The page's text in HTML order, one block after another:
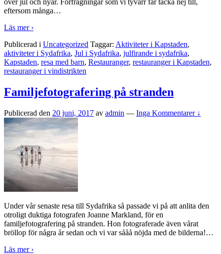
eftersom många…
Läs mer ›
Publicerad i Uncategorized Taggar: Aktiviteter i Kapstaden,
aktiviteter i Sydafrika, Jul i Sydafrika, julfirande i sydafrika,
Kapstaden, resa med barn, Restauranger, restauranger i Kapstaden,
restauranger i vindistrikten
Familjefotografering på stranden
Publicerad den 20 juni, 2017 av admin — Inga Kommentarer ↓
Under vår senaste resa till Sydafrika så passade vi på att anlita den
otroligt duktiga fotografen Joanne Markland, för en
familjefotografering på stranden. Hon fotograferade även vårat
bröllop för några år sedan och vi var sååå nöjda med de bilderna!…
Läs mer ›